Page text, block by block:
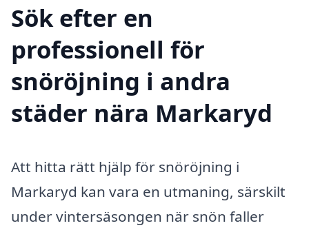
Sök efter en
professionell för
snöröjning i andra
städer nära Markaryd
Att hitta rätt hjälp för snöröjning i
Markaryd kan vara en utmaning, särskilt
under vintersäsongen när snön faller